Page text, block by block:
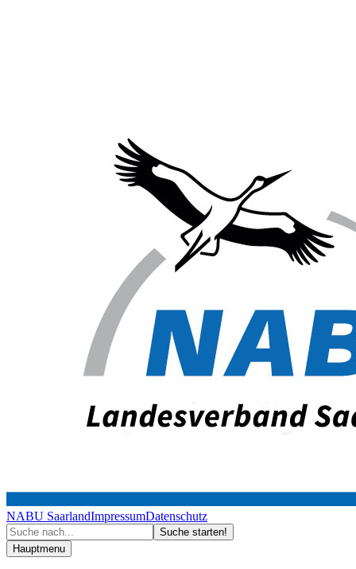
NABU SaarlandImpressumDatenschutz
Hauptmenu